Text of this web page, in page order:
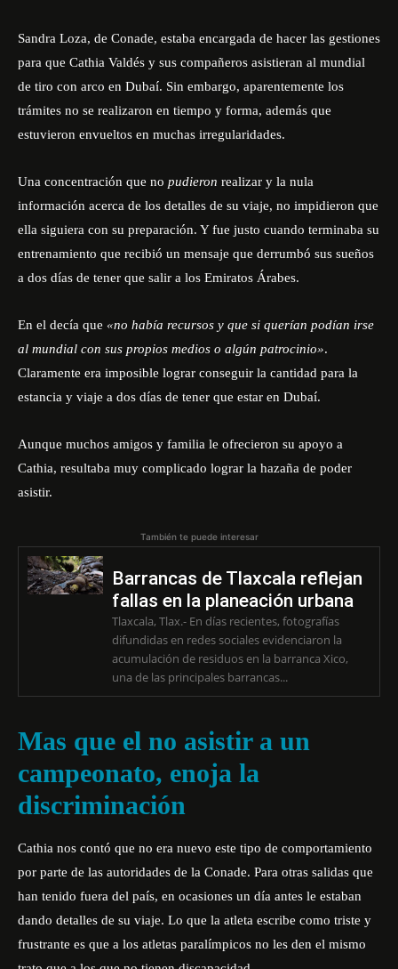
Sandra Loza, de Conade, estaba encargada de hacer las gestiones
para que Cathia Valdés y sus compañeros asistieran al mundial
de tiro con arco en Dubaí. Sin embargo, aparentemente los
trámites no se realizaron en tiempo y forma, además que
estuvieron envueltos en muchas irregularidades.
Una concentración que no pudieron realizar y la nula
información acerca de los detalles de su viaje, no impidieron que
ella siguiera con su preparación. Y fue justo cuando terminaba su
entrenamiento que recibió un mensaje que derrumbó sus sueños
a dos días de tener que salir a los Emiratos Árabes.
En el decía que «no había recursos y que si querían podían irse
al mundial con sus propios medios o algún patrocinio».
Claramente era imposible lograr conseguir la cantidad para la
estancia y viaje a dos días de tener que estar en Dubaí.
Aunque muchos amigos y familia le ofrecieron su apoyo a
Cathia, resultaba muy complicado lograr la hazaña de poder
asistir.
También te puede interesar
Barrancas de Tlaxcala reflejan
fallas en la planeación urbana
Tlaxcala, Tlax.- En días recientes, fotografías
difundidas en redes sociales evidenciaron la
acumulación de residuos en la barranca Xico,
una de las principales barrancas...
Mas que el no asistir a un
campeonato, enoja la
discriminación
Cathia nos contó que no era nuevo este tipo de comportamiento
por parte de las autoridades de la Conade. Para otras salidas que
han tenido fuera del país, en ocasiones un día antes le estaban
dando detalles de su viaje. Lo que la atleta escribe como triste y
frustrante es que a los atletas paralímpicos no les den el mismo